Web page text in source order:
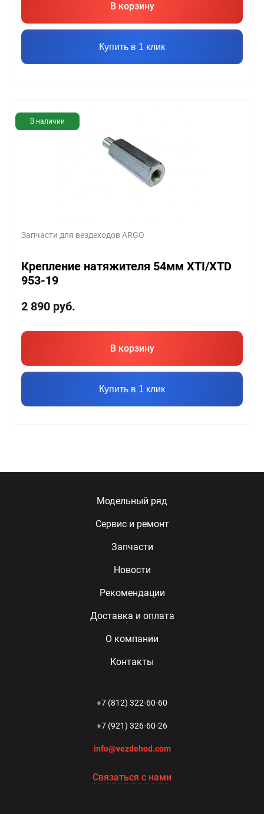
В корзину
Купить в 1 клик
В наличии
Запчасти для вездеходов ARGO
Крепление натяжителя 54мм XTI/XTD
953-19
2 890 руб.
В корзину
Купить в 1 клик
Модельный ряд
Сервис и ремонт
Запчасти
Новости
Рекомендации
Доставка и оплата
О компании
Контакты
+7 (812) 322-60-60
+7 (921) 326-60-26
info@vezdehod.com
Связаться с нами